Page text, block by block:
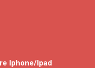
Iphone/Ipad